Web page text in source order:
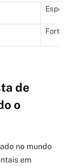
de
o
no mundo
em